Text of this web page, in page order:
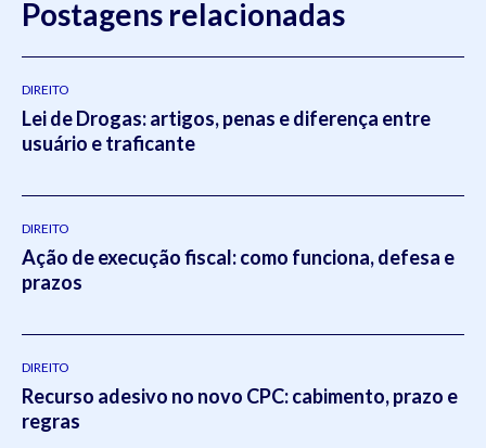
Postagens relacionadas
DIREITO
Lei de Drogas: artigos, penas e diferença entre
usuário e traficante
DIREITO
Ação de execução fiscal: como funciona, defesa e
prazos
DIREITO
Recurso adesivo no novo CPC: cabimento, prazo e
regras